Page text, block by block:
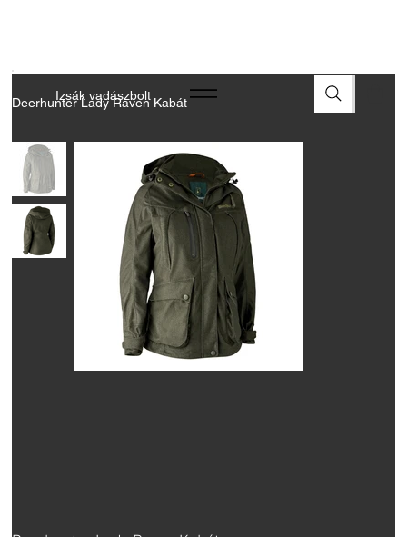
Izsák vadászbolt
Deerhunter Lady Raven Kabát